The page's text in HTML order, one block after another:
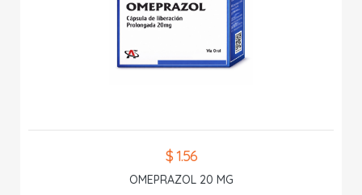
$ 1.56
OMEPRAZOL 20 MG